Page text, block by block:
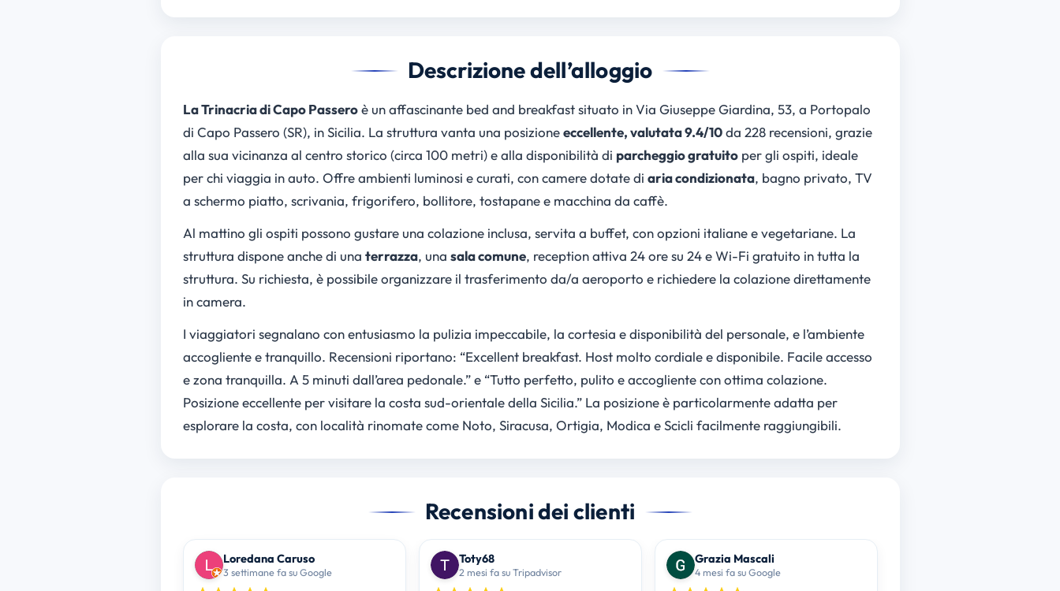
Descrizione dell’alloggio
La Trinacria di Capo Passeroè un affascinante bed and breakfast situato in Via Giuseppe Giardina, 53, a Portopalo
di Capo Passero (SR), in Sicilia. La struttura vanta una posizioneeccellente, valutata 9.4/10da 228 recensioni, grazie
alla sua vicinanza al centro storico (circa 100 metri) e alla disponibilità di parcheggio gratuitoper gli ospiti, ideale
per chi viaggia in auto. Offre ambienti luminosi e curati, con camere dotate di aria condizionata, bagno privato, TV
a schermo piatto, scrivania, frigorifero, bollitore, tostapane e macchina da caffè.
Al mattino gli ospiti possono gustare una colazione inclusa, servita a buffet, con opzioni italiane e vegetariane. La
struttura dispone anche di una terrazza, una sala comune, reception attiva 24 ore su 24 e Wi-Fi gratuito in tutta la
struttura. Su richiesta, è possibile organizzare il trasferimento da/a aeroporto e richiedere la colazione direttamente
in camera.
I viaggiatori segnalano con entusiasmo la pulizia impeccabile, la cortesia e disponibilità del personale, e l’ambiente
accogliente e tranquillo. Recensioni riportano: “Excellent breakfast. Host molto cordiale e disponibile. Facile accesso
e zona tranquilla. A 5 minuti dall’area pedonale.” e “Tutto perfetto, pulito e accogliente con ottima colazione.
Posizione eccellente per visitare la costa sud-orientale della Sicilia.” La posizione è particolarmente adatta per
esplorare la costa, con località rinomate come Noto, Siracusa, Ortigia, Modica e Scicli facilmente raggiungibili.
Recensioni dei clienti
Loredana Caruso
3 settimane fa su Google
Toty68
2 mesi fa su Tripadvisor
Grazia Mascali
4 mesi fa su Google